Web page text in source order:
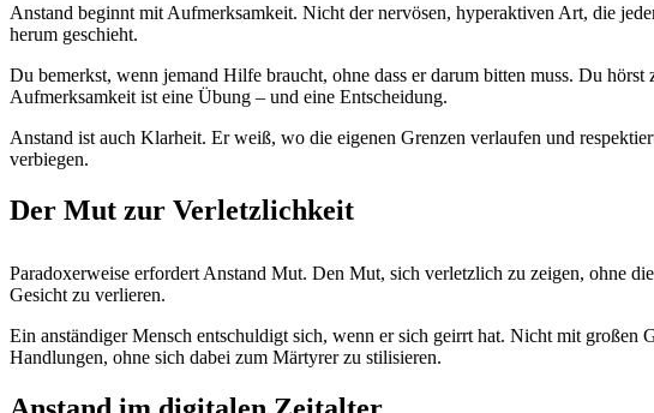
Anstand beginnt mit Aufmerksamkeit. Nicht der nervösen, hyperaktiven Art, die
herum geschieht.
Du bemerkst, wenn jemand Hilfe braucht, ohne dass er darum bitten muss. Du
Aufmerksamkeit ist eine Übung – und eine Entscheidung.
Anstand ist auch Klarheit. Er weiß, wo die eigenen Grenzen verlaufen und
verbiegen.
Der Mut zur Verletzlichkeit
Paradoxerweise erfordert Anstand Mut. Den Mut, sich verletzlich zu zeigen, ohne
Gesicht zu verlieren.
Ein anständiger Mensch entschuldigt sich, wenn er sich geirrt hat. Nicht mit großen
Handlungen, ohne sich dabei zum Märtyrer zu stilisieren.